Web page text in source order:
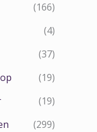
(166)
(4)
(37)
(19)
(19)
(299)